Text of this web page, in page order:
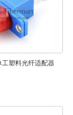
塑料光纤适配器